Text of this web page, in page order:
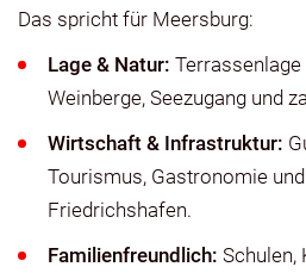
Das spricht für Meersburg:
Lage & Natur:
Weinberge, Seezugang und
Wirtschaft & Infrastruktur:
Tourismus, Gastronomie
Friedrichshafen.
Familienfreundlich: Schulen,